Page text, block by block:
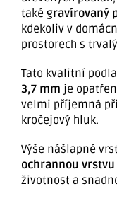
také gravírovaný
kdekoliv v
prostorech s
Tato kvalitní
3,7 mm je
velmi příjemná
kročejový hluk.
Výše nášlapné
ochrannou vrstvu
životnost a